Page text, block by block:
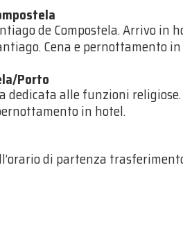
de Compostela. Arrivo in
Cena e pernottamento
Porto
alle funzioni
in hotel.
di partenza